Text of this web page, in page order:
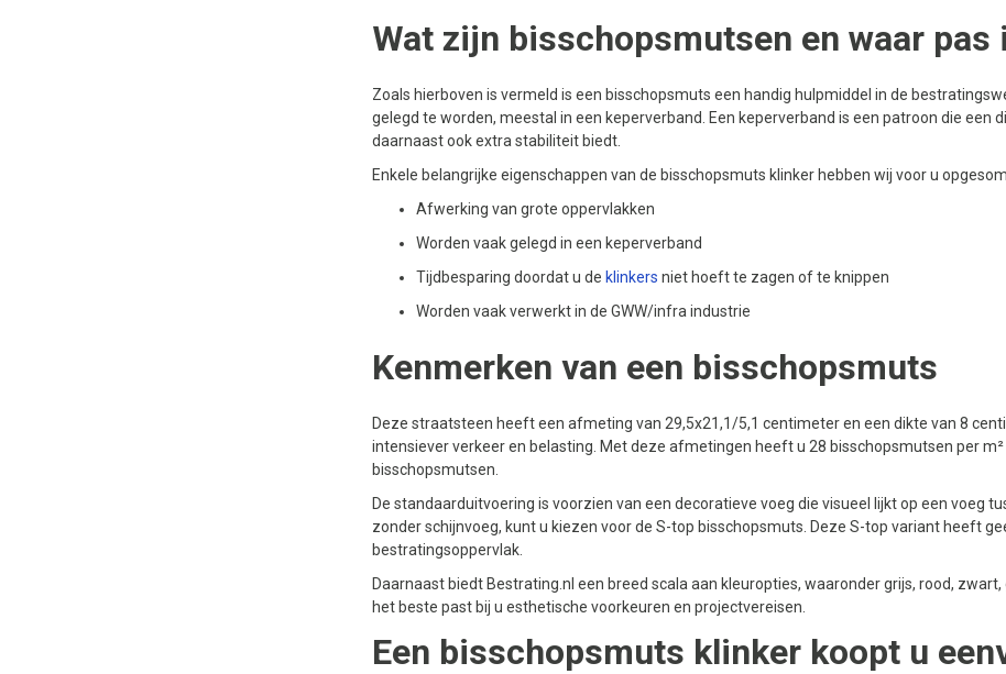
Wat zijn bisschopsmutsen en waar pas
Zoals hierboven is vermeld is een bisschopsmuts een handig hulpmiddel in de
gelegd te worden, meestal in een keperverband. Een keperverband is een patroon die
daarnaast ook extra stabiliteit biedt.
Enkele belangrijke eigenschappen van de bisschopsmuts klinker hebben wij voor u
Afwerking van grote oppervlakken
Worden vaak gelegd in een keperverband
Tijdbesparing doordat u de klinkers niet hoeft te zagen of te knippen
Worden vaak verwerkt in de GWW/infra industrie
Kenmerken van een bisschopsmuts
Deze straatsteen heeft een afmeting van 29,5x21,1/5,1 centimeter en een dikte van 8
intensiever verkeer en belasting. Met deze afmetingen heeft u 28 bisschopsmutsen per
bisschopsmutsen.
De standaarduitvoering is voorzien van een decoratieve voeg die visueel lijkt op een voeg
zonder schijnvoeg, kunt u kiezen voor de S-top bisschopsmuts. Deze S-top variant heeft
bestratingsoppervlak.
Daarnaast biedt Bestrating.nl een breed scala aan kleuropties, waaronder grijs, rood,
het beste past bij u esthetische voorkeuren en projectvereisen.
Een bisschopsmuts klinker koopt u